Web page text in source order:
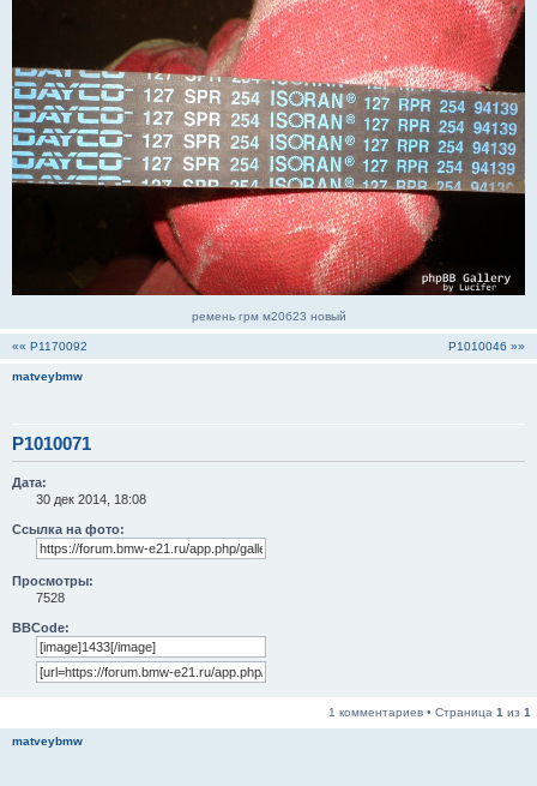
ремень грм м20б23 новый
«« P1170092 P1010046 »»
matveybmw
P1010071
Дата:
30 дек 2014, 18:08
Ссылка на фото:
Просмотры:
7528
BBCode:
1 комментариев • Страница 1 из 1
matveybmw